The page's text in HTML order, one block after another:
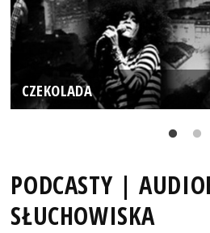
CZEKOLADA
PODCASTY |
SŁUCHOWISKA